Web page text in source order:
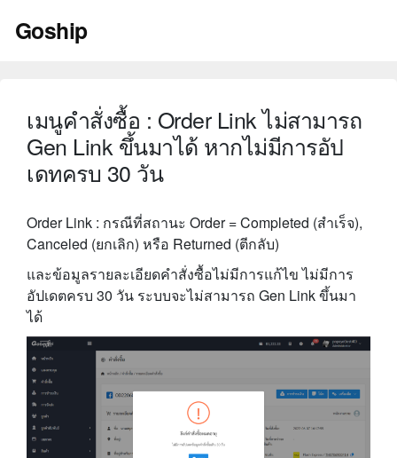
Goship
เมนูคำสั่งซื้อ : Order Link ไม่สามารถ
Gen Link ขึ้นมาได้ หากไม่มีการอัป
เดทครบ 30 วัน
Order Link : กรณีที่สถานะ Order = Completed (สำเร็จ),
Canceled (ยกเลิก) หรือ Returned (ตีกลับ)
และข้อมูลรายละเอียดคำสั่งซื้อไม่มีการแก้ไข ไม่มีการ
อัปเดตครบ 30 วัน ระบบจะไม่สามารถ Gen Link ขึ้นมา
ได้